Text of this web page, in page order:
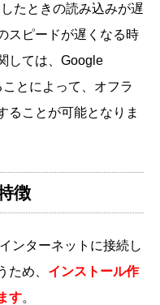
たときの読み込みが遅
スピードが遅くなる時
しては、Google
とによって、オフラ
ることが可能となりま
徴
ンターネットに接続し
ため、 インストール作
す。